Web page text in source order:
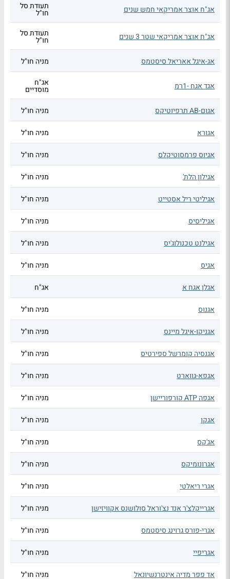
אג"ח אוצר אמריקאי חמש שנים תעודת סל
חו"ל
אג"ח אוצר אמריקאי שטר 3 שנים תעודת סל
חו"ל
אג-איגל אאריאל סיסטמס
מניה חו"ל
אגד אגח -1רמ אג"ח
מוסדיים
אגום-AB תרפיוטיקס
מניה חו"ל
אגורא מניה חו"ל
אגיוס פרמסוטיקלס מניה חו"ל
אגילון הלת' מניה חו"ל
אגיליטי ריל אסטייט מניה חו"ל
אגיליסיס מניה חו"ל
אגילנט טכנולוג'יס מניה חו"ל
אגיס מניה חו"ל
אגלן אגח א אג"ח
אגנוס מניה חו"ל
אגניקו-איגל מיינס מניה חו"ל
אגנסיה קומרשל ספירטיס מניה חו"ל
אגפא-גווארט מניה חו"ל
אגפה ATP קורפוריישן מניה חו"ל
אגקו מניה חו"ל
אג'קס מניה חו"ל
אגרונומיקס מניה חו"ל
אגרי ריאלטי מניה חו"ל
אגרייקלצ'ר אנד נצ'וראל סולושנס אקוויזישן מניה חו"ל
אגרי-פורס גרוינג סיסטמס מניה חו"ל
אגריפיי מניה חו"ל
אד פפר מדיה אינטרנשיונאל מניה חו"ל